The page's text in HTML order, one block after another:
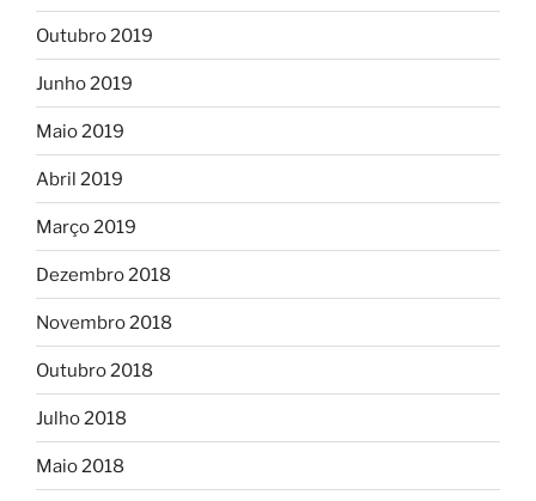
Outubro 2019
Junho 2019
Maio 2019
Abril 2019
Março 2019
Dezembro 2018
Novembro 2018
Outubro 2018
Julho 2018
Maio 2018